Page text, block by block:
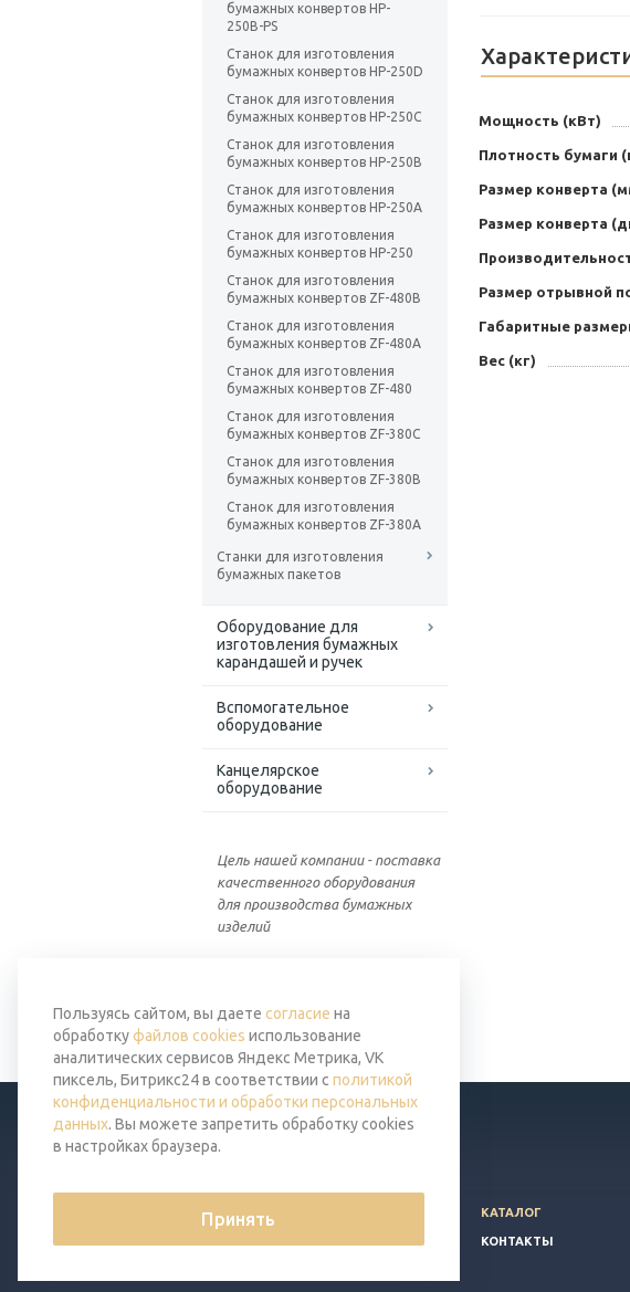
бумажных конвертов HP-
250B-PS
Станок для изготовления
бумажных конвертов HP-250D
Станок для изготовления
бумажных конвертов HP-250C
Станок для изготовления
бумажных конвертов HP-250B
Станок для изготовления
бумажных конвертов HP-250A
Станок для изготовления
бумажных конвертов HP-250
Станок для изготовления
бумажных конвертов ZF-480B
Станок для изготовления
бумажных конвертов ZF-480A
Станок для изготовления
бумажных конвертов ZF-480
Станок для изготовления
бумажных конвертов ZF-380C
Станок для изготовления
бумажных конвертов ZF-380B
Станок для изготовления
бумажных конвертов ZF-380A
Станки для изготовления
бумажных пакетов
Оборудование для
изготовления бумажных
карандашей и ручек
Вспомогательное
оборудование
Канцелярское
оборудование
Цель нашей компании - поставка
качественного оборудования
для производства бумажных
изделий
Мощность (кВт)
Плотность бумаги
Размер конверта
Размер конверта
Размер отрывной
Габаритные
Вес (кг)
Вернуться к списку
© 2026 Все права защищены.
КАТАЛОГ
КОНТАКТЫ
Пользуясь сайтом, вы даете согласие на
обработкуфайлов cookies использование
аналитических сервисов Яндекс Метрика, VK
пиксель, Битрикс24 в соответствии с политикой
конфиденциальности и обработки персональных
данных. Вы можете запретить обработку cookies
в настройках браузера.
Принять